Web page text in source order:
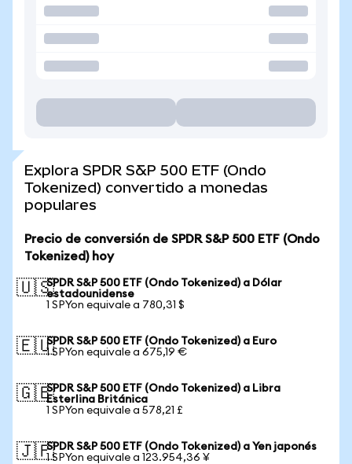
Explora SPDR S&P 500 ETF (Ondo
Tokenized) convertido a monedas
populares
Precio de conversión de SPDR S&P 500 ETF (Ondo
Tokenized) hoy
🇺🇸SPDR S&P 500 ETF (Ondo Tokenized) a Dólar
estadounidense
1 SPYon equivale a 780,31 $
🇪🇺SPDR S&P 500 ETF (Ondo Tokenized) a Euro
1 SPYon equivale a 675,19 €
🇬🇧SPDR S&P 500 ETF (Ondo Tokenized) a Libra
Esterlina Británica
1 SPYon equivale a 578,21 £
🇯🇵SPDR S&P 500 ETF (Ondo Tokenized) a Yen japonés
1 SPYon equivale a 123.954,36 ¥